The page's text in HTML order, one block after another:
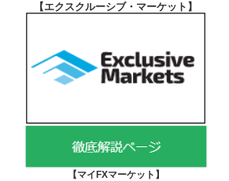
【エクスクルーシブ・マーケット 】
【マイFXマーケット 】